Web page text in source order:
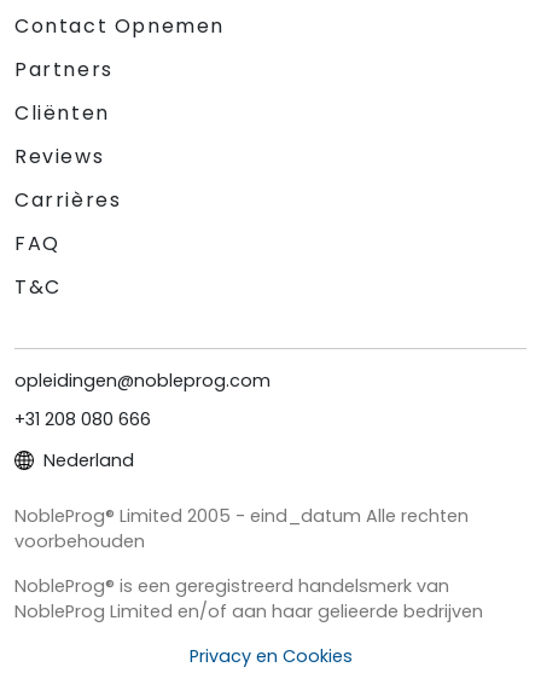
Contact Opnemen
Partners
Cliënten
Reviews
Carrières
FAQ
T&C
opleidingen@nobleprog.com
+31 208 080 666
Nederland
NobleProg® Limited 2005 - eind_datum Alle rechten
voorbehouden
NobleProg® is een geregistreerd handelsmerk van
NobleProg Limited en/of aan haar gelieerde bedrijven
Privacy en Cookies